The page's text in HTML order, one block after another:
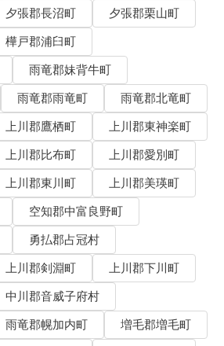
夕張郡長沼町
夕張郡栗山町
樺戸郡浦臼町
雨竜郡妹背牛町
雨竜郡雨竜町
雨竜郡北竜町
上川郡鷹栖町
上川郡東神楽町
上川郡比布町
上川郡愛別町
上川郡東川町
上川郡美瑛町
空知郡中富良野町
勇払郡占冠村
上川郡剣淵町
上川郡下川町
中川郡音威子府村
雨竜郡幌加内町
増毛郡増毛町